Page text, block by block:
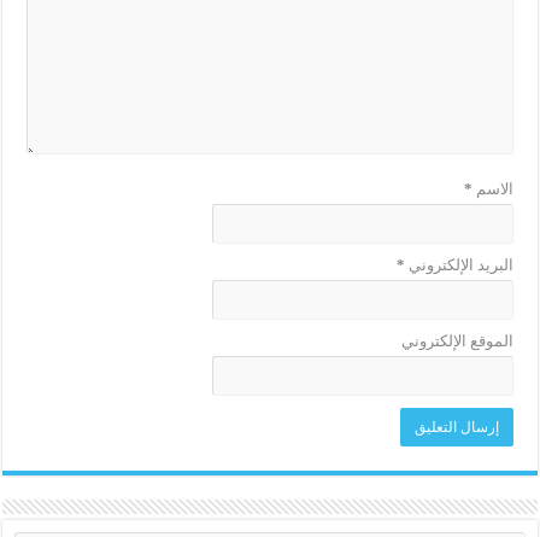
الاسم *
البريد الإلكتروني *
الموقع الإلكتروني